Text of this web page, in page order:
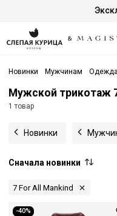
Новинки Мужчинам Одежда
Мужской трикотаж
1 товар
Новинки
Сначала новинки
7 For All Mankind
-40%